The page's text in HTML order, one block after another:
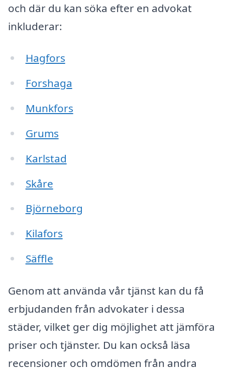
och där du kan söka efter en advokat
inkluderar:
Hagfors
Forshaga
Munkfors
Grums
Karlstad
Skåre
Björneborg
Kilafors
Säffle
Genom att använda vår tjänst kan du få
erbjudanden från advokater i dessa
städer, vilket ger dig möjlighet att jämföra
priser och tjänster. Du kan också läsa
recensioner och omdömen från andra